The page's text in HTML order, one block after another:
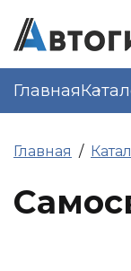
Главная
Главная